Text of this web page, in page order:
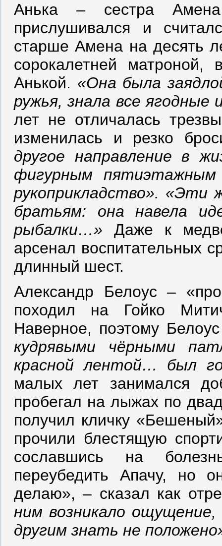
Анька – сестра
прислушивался и
старше Амена на десять
сорокалетней матроной,
Анькой. «Она была
ружья, знала все ягодные
лет не отличалась
изменилась и резко
другое направление в
фигурным
рукоприкладство».
братьям: она навела
рыбалки…» Даже к
арсенал воспитательных
длинный шест.
Александр Белоус –
походил на Гойко
Наверное, поэтому
кудрявыми чёрными
красной лентой… был
малых лет занимался
пробегал на лыжах по
получил кличку
прочили блестящую
сославшись на
переубедить Апачу, но
делаю», – сказал как
ним возникало
другим знать не